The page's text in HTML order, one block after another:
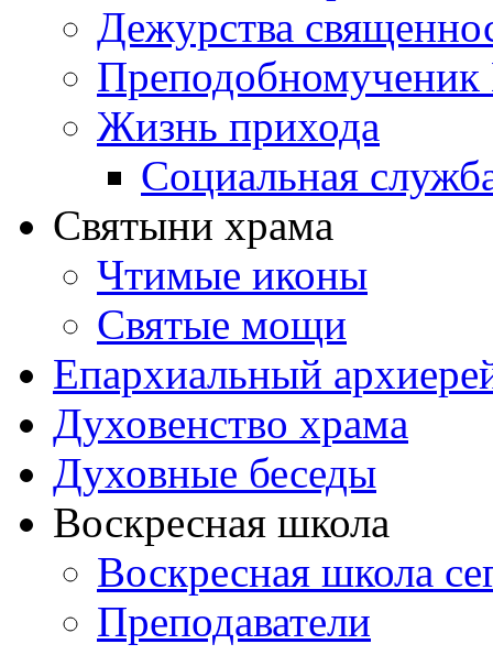
Дежурства
Жизнь прихода
Социальная
Святыни храма
Чтимые иконы
Святые мощи
Епархиальный
Духовенство храма
Духовные беседы
Воскресная школа
Воскресная школа
Преподаватели